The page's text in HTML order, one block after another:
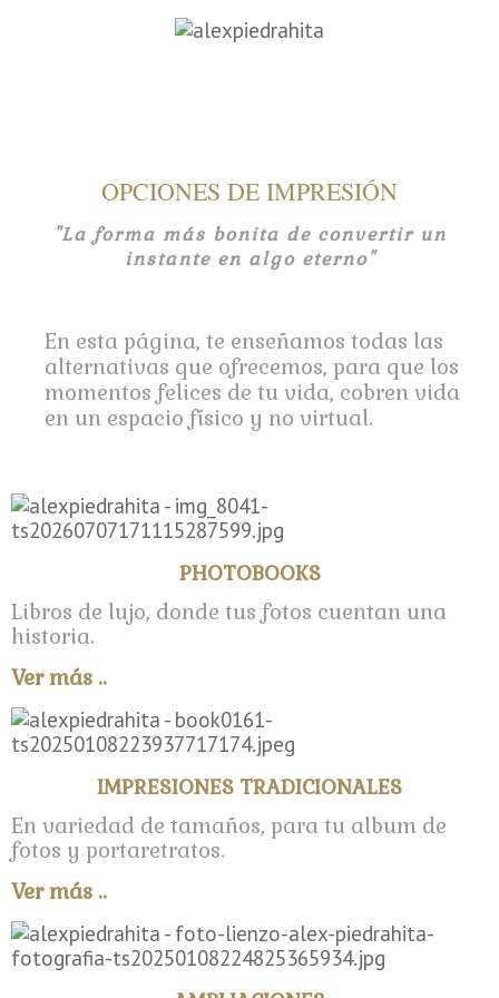
OPCIONES DE IMPRESIÓN
"La forma más bonita de convertir un
instante en algo eterno"
En esta página, te enseñamos todas las
alternativas que ofrecemos, para que los
momentos felices de tu vida, cobren vida
en un espacio físico y no virtual.
PHOTOBOOKS
Libros de lujo, donde tus fotos cuentan una
historia.
Ver más ..
IMPRESIONES TRADICIONALES
En variedad de tamaños, para tu album de
fotos y portaretratos.
Ver más ..